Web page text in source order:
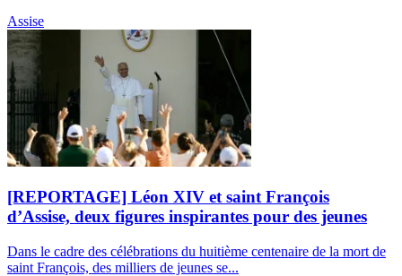
Assise
[REPORTAGE] Léon XIV et saint François
d’Assise, deux figures inspirantes pour des jeunes
Dans le cadre des célébrations du huitième centenaire de la mort de
saint François, des milliers de jeunes se...